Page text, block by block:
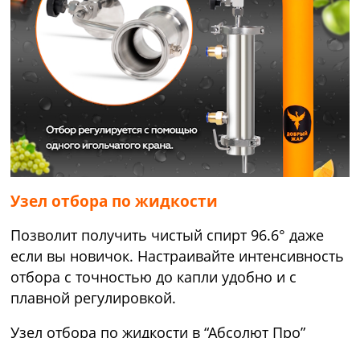
Узел отбора по жидкости
Позволит получить чистый спирт 96.6° даже
если вы новичок. Настраивайте интенсивность
отбора с точностью до капли удобно и с
плавной регулировкой.
Узел отбора по жидкости в “Абсолют Про”